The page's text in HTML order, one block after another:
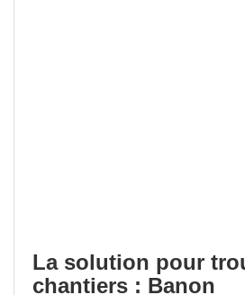
La solution pour
chantiers : Banon